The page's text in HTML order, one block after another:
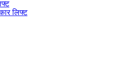
लिफ्ट